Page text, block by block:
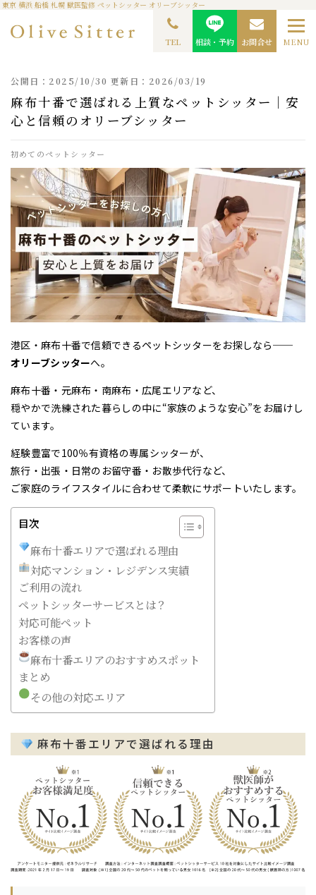
東京 横浜 船橋 札幌 獣医監修 ペットシッター オリーブシッター
MENU
TEL 相談・予約 お問合せ
麻布十番で選ばれる上質なペットシッター｜安心と信頼
のオリーブシッター
公開日：2025/10/30 更新日：2026/03/19
麻布十番で選ばれる上質なペットシッター｜安
心と信頼のオリーブシッター
初めてのペットシッター
港区・麻布十番で信頼できるペットシッターをお探しなら──
オリーブシッターへ。
麻布十番・元麻布・南麻布・広尾エリアなど、
穏やかで洗練された暮らしの中に“家族のような安心”をお届けし
ています。
経験豊富で100％有資格の専属シッターが、
旅行・出張・日常のお留守番・お散歩代行など、
ご家庭のライフスタイルに合わせて柔軟にサポートいたします。
目次
麻布十番エリアで選ばれる理由
対応マンション・レジデンス実績
ご利用の流れ
ペットシッターサービスとは？
対応可能ペット
お客様の声
麻布十番エリアのおすすめスポット
まとめ
その他の対応エリア
麻布十番エリアで選ばれる理由